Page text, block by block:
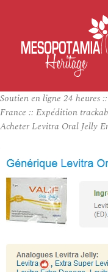
Soutien en ligne 24 heures
France :: Expédition
Acheter Levitra Oral Jelly